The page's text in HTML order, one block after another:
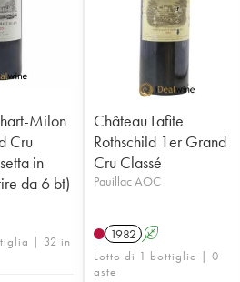
Milon
Cru
in
da 6 bt)
| 32 in
Château Lafite
Rothschild 1er Grand
Cru Classé
Pauillac AOC
1982 A
Lotto di 1 bottiglia | 0
aste